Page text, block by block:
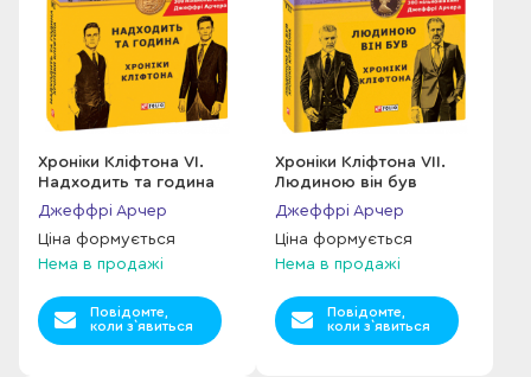
Хроніки Кліфтона VI.
Надходить та година
Джеффрі Арчер
Ціна формується
Нема в продажі
Повідомте,
коли з`явиться
Хроніки Кліфтона VII.
Людиною він був
Джеффрі Арчер
Ціна формується
Нема в продажі
Повідомте,
коли з`явиться